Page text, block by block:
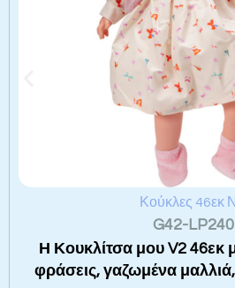
Κούκλες 46εκ
G42-
Η Κουκλίτσα μου V2 46εκ
φράσεις, γαζωμένα